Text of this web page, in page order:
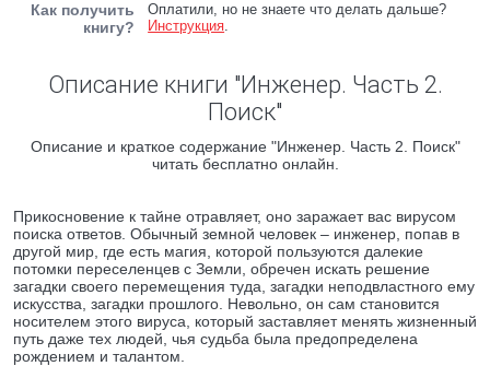
Как получить
книгу?
Оплатили, но не знаете что делать дальше?
Инструкция.
Описание книги "Инженер. Часть 2.
Поиск"
Описание и краткое содержание "Инженер. Часть 2. Поиск"
читать бесплатно онлайн.
Прикосновение к тайне отравляет, оно заражает вас вирусом
поиска ответов. Обычный земной человек – инженер, попав в
другой мир, где есть магия, которой пользуются далекие
потомки переселенцев с Земли, обречен искать решение
загадки своего перемещения туда, загадки неподвластного ему
искусства, загадки прошлого. Невольно, он сам становится
носителем этого вируса, который заставляет менять жизненный
путь даже тех людей, чья судьба была предопределена
рождением и талантом.